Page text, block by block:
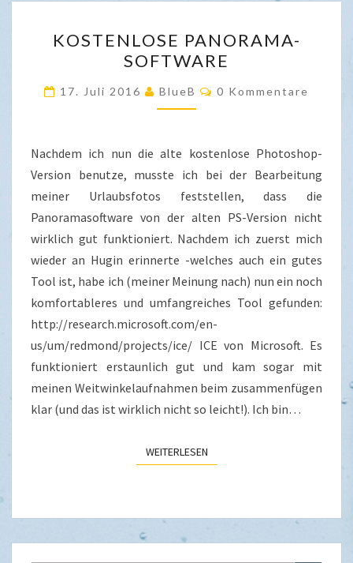
PANORAMA-
SOFTWARE
KOSTENLOSE PANORAMA-
SOFTWARE
17. Juli 2016 BlueB Kommentare
0 Kommentare
Nachdem ich nun die alte kostenlose Photoshop-
Version benutze, musste ich bei der Bearbeitung
meiner Urlaubsfotos feststellen, dass die
Panoramasoftware von der alten PS-Version nicht
wirklich gut funktioniert. Nachdem ich zuerst mich
wieder an Hugin erinnerte -welches auch ein gutes
Tool ist, habe ich (meiner Meinung nach) nun ein noch
komfortableres und umfangreiches Tool gefunden:
http://research.microsoft.com/en-
us/um/redmond/projects/ice/ ICE von Microsoft. Es
funktioniert erstaunlich gut und kam sogar mit
meinen Weitwinkelaufnahmen beim zusammenfügen
klar (und das ist wirklich nicht so leicht!). Ich bin…
WEITERLESENWEITERLESEN